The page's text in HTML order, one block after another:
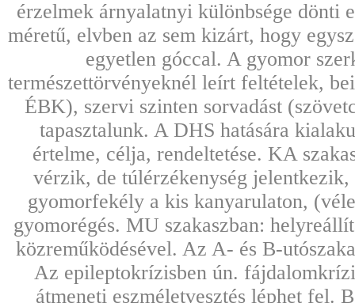
érzelmek árnyalatnyi különbsége dönti
méretű, elvben az sem kizárt, hogy
egyetlen góccal. A gyomor
természettörvényeknél leírt feltételek,
ÉBK), szervi szinten sorvadást
tapasztalunk. A DHS hatására
értelme, célja, rendeltetése. KA
vérzik, de túlérzékenység
gyomorfekély a kis kanyarulaton,
gyomorégés. MU szakaszban:
közreműködésével. Az A- és B-
Az epileptokrízisben ún.
átmeneti eszméletvesztés léphet fel.